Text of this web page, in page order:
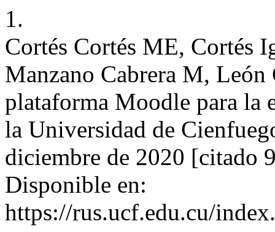
1.
Cortés Cortés ME, Cortés
Manzano Cabrera M, León
plataforma Moodle para la
la Universidad de
diciembre de 2020 [citado
Disponible en:
https://rus.ucf.edu.cu/